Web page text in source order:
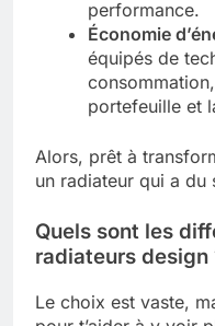
performance.
Économie
équipés de
portefeuille et
Alors, prêt à
un radiateur qui a du
Quels sont les
radiateurs design
Le choix est vaste,